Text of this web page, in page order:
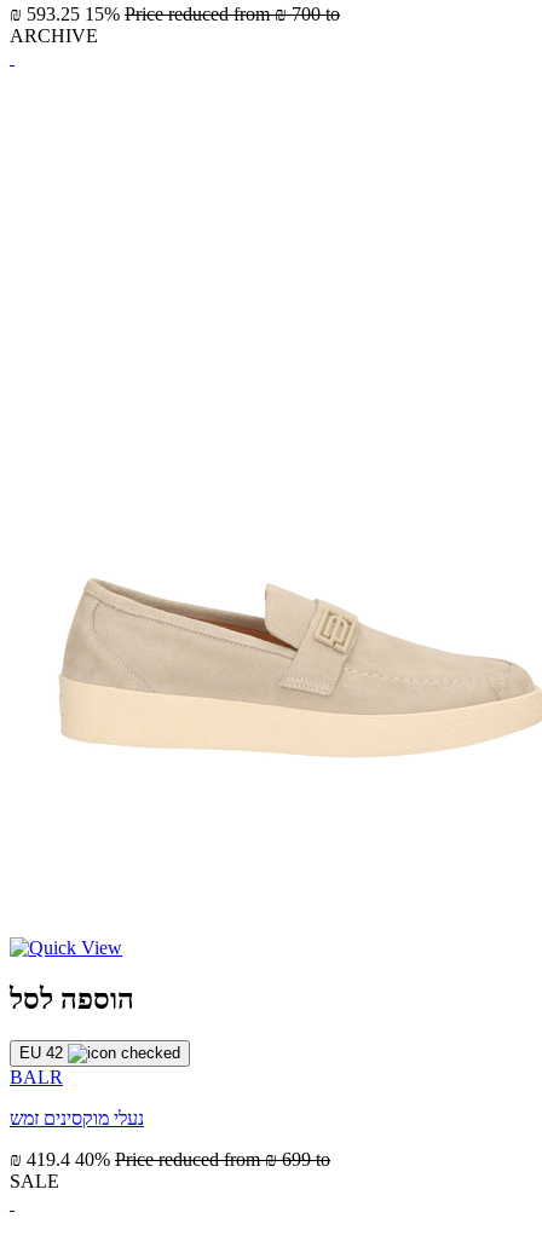
₪ 593.25 15% Price reduced from₪ 700 to
ARCHIVE
הוספה לסל
EU 42
BALR
נעלי מוקסינים זמש
₪ 419.4 40% Price reduced from₪ 699 to
SALE